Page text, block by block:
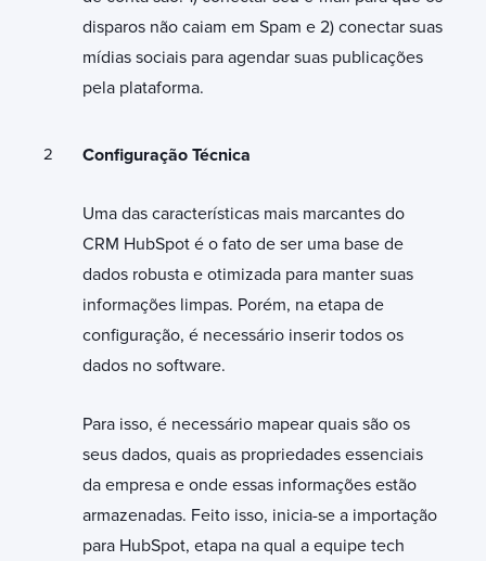
disparos não caiam em Spam e 2) conectar suas
mídias sociais para agendar suas publicações
pela plataforma.
Configuração Técnica
Uma das características mais marcantes do
CRM HubSpot é o fato de ser uma base de
dados robusta e otimizada para manter suas
informações limpas. Porém, na etapa de
configuração, é necessário inserir todos os
dados no software.
Para isso, é necessário mapear quais são os
seus dados, quais as propriedades essenciais
da empresa e onde essas informações estão
armazenadas. Feito isso, inicia-se a importação
para HubSpot, etapa na qual a equipe tech